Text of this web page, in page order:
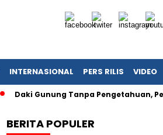
INTERNASIONAL PERS RILIS VIDEO
Daki Gunung Tanpa Pengetahuan,
BERITA POPULER